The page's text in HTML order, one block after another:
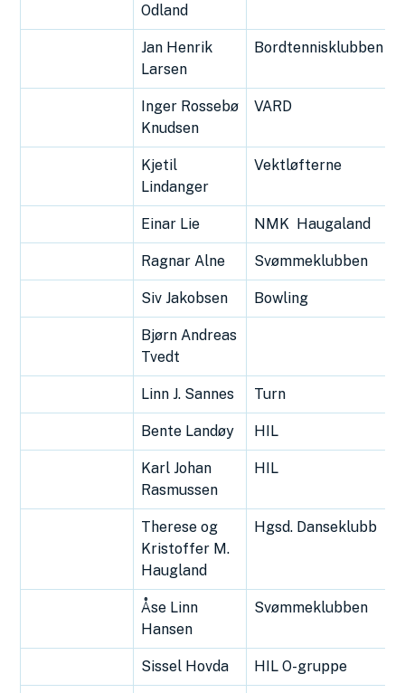
Odland
Jan Henrik
Larsen
Bordtennisklubben
Inger Rossebø
Knudsen
VARD
Kjetil
Lindanger
Vektløfterne
Einar Lie NMK Haugaland
Ragnar Alne Svømmeklubben
Siv Jakobsen Bowling
Bjørn Andreas
Tvedt
Linn J. Sannes Turn
Bente Landøy HIL
Karl Johan
Rasmussen
HIL
Therese og
Kristoffer M.
Haugland
Hgsd. Danseklubb
Åse Linn
Hansen
Svømmeklubben
Sissel Hovda HIL O-gruppe